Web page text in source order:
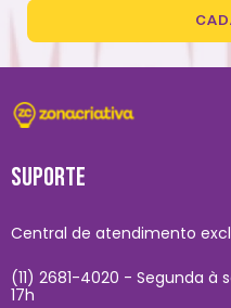
SUPORTE
Central de atendimento
(11) 2681-4020 - Segunda à
17h